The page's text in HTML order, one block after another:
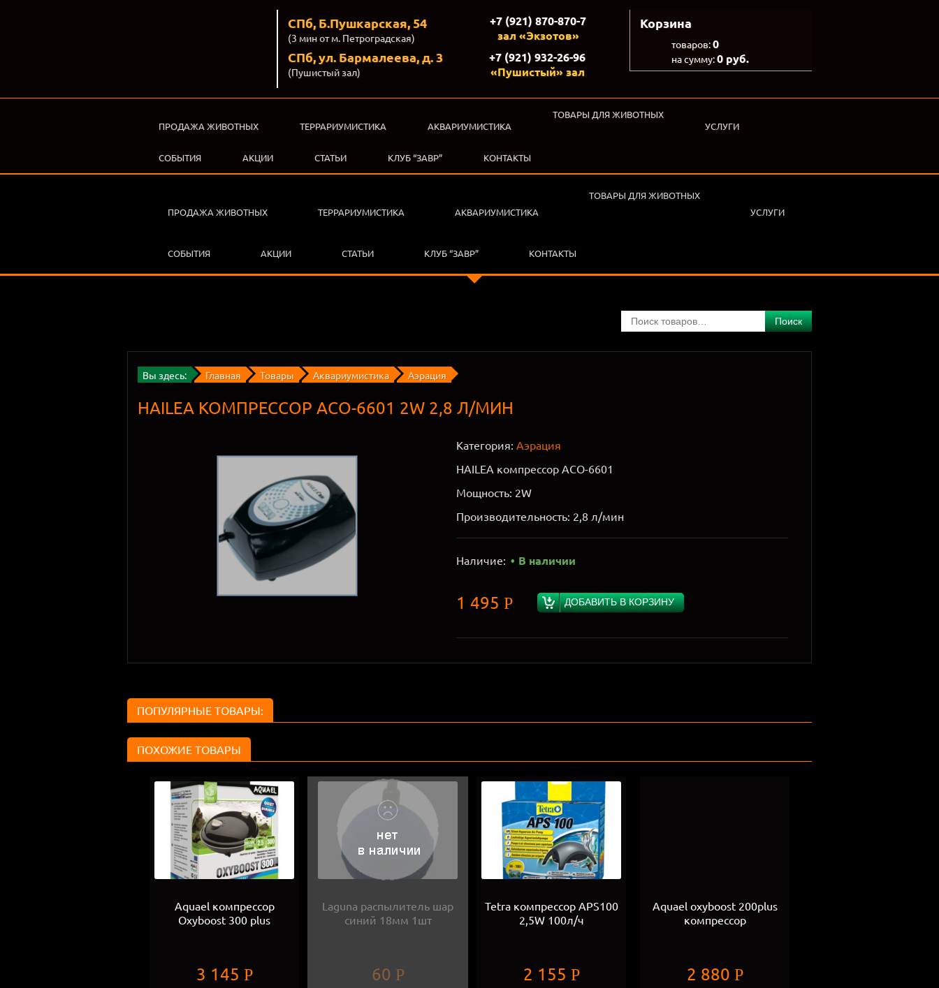
СПб, Б.Пушкарская, 54
(3 мин от м. Петроградская)
СПб, ул. Бармалеева, д. 3
(Пушистый зал)
+7 (921) 870-870-7
зал «Экзотов»
+7 (921) 932-26-96
«Пушистый» зал
Корзина
товаров:0
на сумму:0 руб.
ПРОДАЖА ЖИВОТНЫХ ТЕРРАРИУМИСТИКА АКВАРИУМИСТИКА
ТОВАРЫ ДЛЯ ЖИВОТНЫХ
УСЛУГИ
СОБЫТИЯ АКЦИИ СТАТЬИ КЛУБ “ЗАВР” КОНТАКТЫ
ПРОДАЖА ЖИВОТНЫХ ТЕРРАРИУМИСТИКА АКВАРИУМИСТИКА
ТОВАРЫ ДЛЯ ЖИВОТНЫХ
УСЛУГИ
СОБЫТИЯ АКЦИИ СТАТЬИ КЛУБ “ЗАВР” КОНТАКТЫ
Поиск
Вы здесь: Главная Товары Аквариумистика Аэрация
HAILEA КОМПРЕССОР ACO-6601 2W 2,8 Л/МИН
Категория: Аэрация
HAILEA компрессор ACO-6601
Мощность: 2W
Производительность: 2,8 л/мин
Наличие: В наличии
1 495 Р ДОБАВИТЬ В КОРЗИНУ
ПОПУЛЯРНЫЕ ТОВАРЫ:
ПОХОЖИЕ ТОВАРЫ
Aquael компрессор
Oxyboost 300 plus
3 145 Р
Laguna распылитель шар
синий 18мм 1шт
60 Р
Tetra компрессор APS100
2,5W 100л/ч
2 155 Р
Aquael oxyboost 200plus
компрессор
2 880 Р